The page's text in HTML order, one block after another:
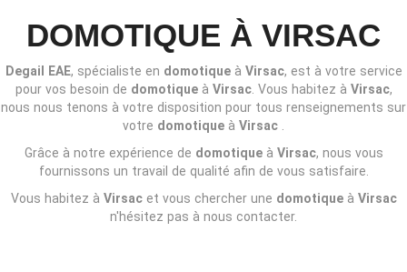
DOMOTIQUE À VIRSAC
Degail EAE, spécialiste en domotique à Virsac, est à votre service
pour vos besoin de domotique à Virsac. Vous habitez à Virsac,
nous nous tenons à votre disposition pour tous renseignements sur
votre domotique à Virsac
Grâce à notre expérience de domotiqueà Virsac, nous vous
fournissons un travail de qualité afin de vous satisfaire.
Vous habitez à Virsacet vous chercher une domotique à Virsac
n'hésitez pas à nous contacter.